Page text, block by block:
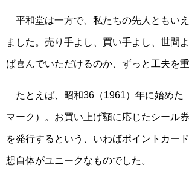
平和堂は一方で、私たちの先人ともい
ました。売り手よし、買い手よし、世間
ば喜んでいただけるのか、ずっと工夫を
たとえば、昭和36（1961）年に始めた
マーク）。お買い上げ額に応じたシール
を発行するという、いわばポイントカー
想自体がユニークなものでした。